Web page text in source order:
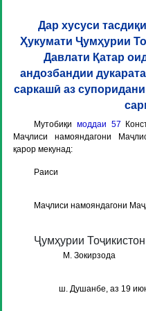
Дар хусуси
Ҳукумати Ҷумҳурии
Давлати Қатар
андозбандии
саркашӣ аз
Мутобиқи моддаи 57
Маҷлиси намояндагони
қарор мекунад:
Раиси
Маҷлиси намояндагони
Ҷумҳурии Тоҷикистон
М. Зокирзода
ш. Душанбе, аз 19